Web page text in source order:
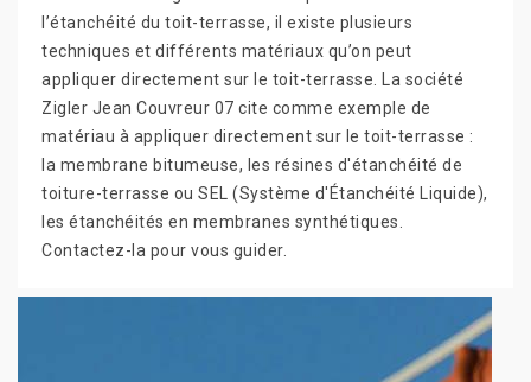
l’étanchéité du toit-terrasse, il existe plusieurs
techniques et différents matériaux qu’on peut
appliquer directement sur le toit-terrasse. La société
Zigler Jean Couvreur 07 cite comme exemple de
matériau à appliquer directement sur le toit-terrasse :
la membrane bitumeuse, les résines d'étanchéité de
toiture-terrasse ou SEL (Système d'Étanchéité Liquide),
les étanchéités en membranes synthétiques.
Contactez-la pour vous guider.